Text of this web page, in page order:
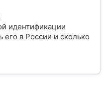
идентификации
его в России и сколько